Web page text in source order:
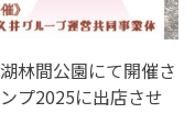
林間公園にて開催さ
プ2025に出店させ